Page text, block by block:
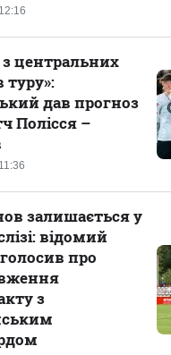
центральних
туру»:
дав прогноз
Полісся –
залишається у
відомий
про
з